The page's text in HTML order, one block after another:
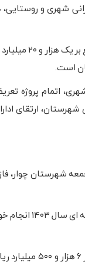
شهری و روستایی،
«رضا دارابی» افزود: به مناسبت چهل و ششمین سالروز پیروزی انقلاب اسلامی، ۳۵
است.
اتمام پروژه
ارتقای
شهرستان چوار،
به گفته شهردار چوار، فاز اول این پروژه با متراژ ۲ هزار و ۴۶۰متر مربع و اعتبار ۵۰میلیارد
دارابی، سرپرست معاون هماهنگی امور عمرانی استانداری ایلام در این آیین گفت:امسال از محل